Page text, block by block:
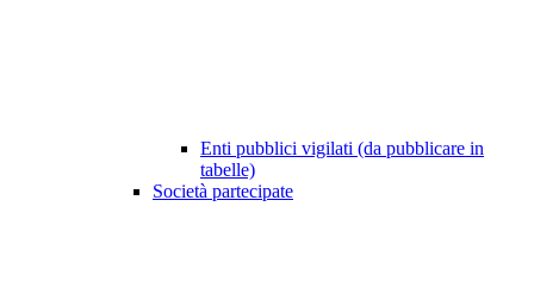
Enti pubblici vigilati (da pubblicare in
tabelle)
Società partecipate